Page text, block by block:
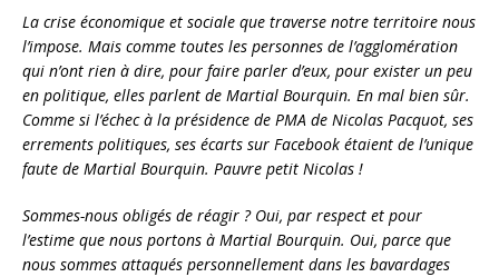
La crise économique et sociale que traverse notre territoire nous
l’impose. Mais comme toutes les personnes de l’agglomération
qui n’ont rien à dire, pour faire parler d’eux, pour exister un peu
en politique, elles parlent de Martial Bourquin. En mal bien sûr.
Comme si l’échec à la présidence de PMA de Nicolas Pacquot, ses
errements politiques, ses écarts sur Facebook étaient de l’unique
faute de Martial Bourquin. Pauvre petit Nicolas !
Sommes-nous obligés de réagir ? Oui, par respect et pour
l’estime que nous portons à Martial Bourquin. Oui, parce que
nous sommes attaqués personnellement dans les bavardages